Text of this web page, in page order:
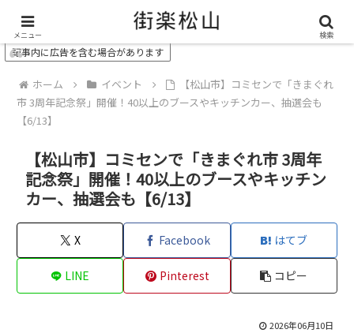
＼ 松山の街を“オモシロク”する地域情報メディア ／
記事内に広告を含む場合があります
ホーム イベント
【松山市】コミセンで「きまぐれ
市 3周年記念祭」開催！40以上のブースやキッチンカー、抽選会も
【6/13】
【松山市】コミセンで「きまぐれ市 3周年
記念祭」開催！40以上のブースやキッチン
カー、抽選会も【6/13】
X Facebook はてブ
LINE Pinterest コピー
2026年06月10日
メニュー 検索